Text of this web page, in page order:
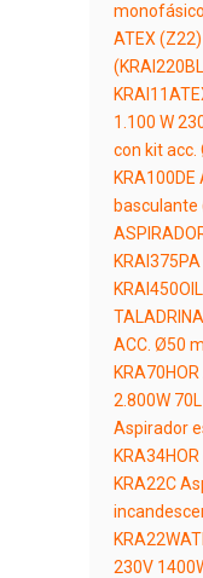
ATEX
1.100 W
con kit acc.
basculante
ACC. Ø50
2.800W
Aspirador
KRA22C
230V